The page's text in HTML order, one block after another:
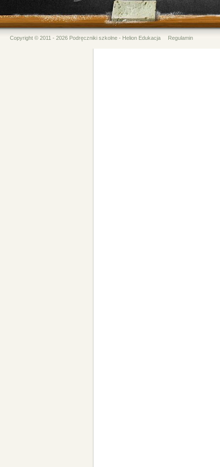
Copyright © 2011 - 2026 Podręczniki szkolne - Helion Edukacja Regulamin